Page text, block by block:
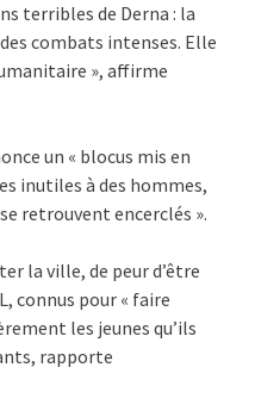
terribles de Derna : la
combats intenses. Elle
», affirme
un « blocus mis en
inutiles à des hommes,
retrouvent encerclés ».
la ville, de peur d’être
connus pour « faire
les jeunes qu’ils
rapporte